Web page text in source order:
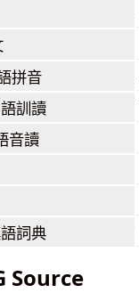
拼音
訓讀
音讀
詞典
Source